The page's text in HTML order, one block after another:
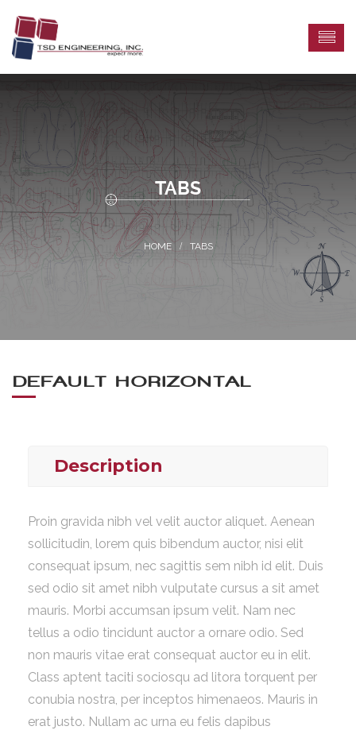
TABS
TABS
DEFAULT HORIZONTAL
Description
Proin gravida nibh vel velit auctor aliquet. Aenean
sollicitudin, lorem quis bibendum auctor, nisi elit
consequat ipsum, nec sagittis sem nibh id elit. Duis
sed odio sit amet nibh vulputate cursus a sit amet
mauris. Morbi accumsan ipsum velit. Nam nec
tellus a odio tincidunt auctor a ornare odio. Sed
non mauris vitae erat consequat auctor eu in elit.
Class aptent taciti sociosqu ad litora torquent per
conubia nostra, per inceptos himenaeos. Mauris in
erat justo. Nullam ac urna eu felis dapibus